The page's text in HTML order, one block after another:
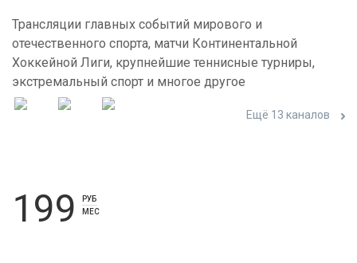
Трансляции главных событий мирового и
отечественного спорта, матчи Континентальной
Хоккейной Лиги, крупнейшие теннисные турниры,
экстремальный спорт и многое другое
Ещё 13 каналов
199
РУБ
МЕС